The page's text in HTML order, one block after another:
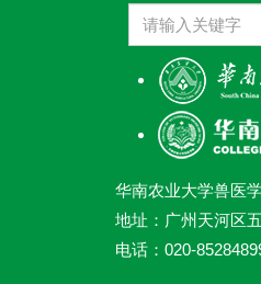
华南农业大学兽医
地址：广州天河区
电话：020-